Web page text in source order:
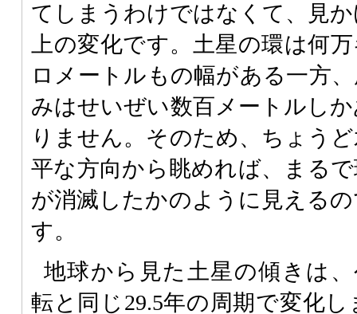
てしまうわけではなくて、見
上の変化です。土星の環は何
ロメートルもの幅がある一方
みはせいぜい数百メートルし
りません。そのため、ちょう
平な方向から眺めれば、まる
が消滅したかのように見える
す。
地球から見た土星の傾きは
転と同じ29.5年の周期で変化